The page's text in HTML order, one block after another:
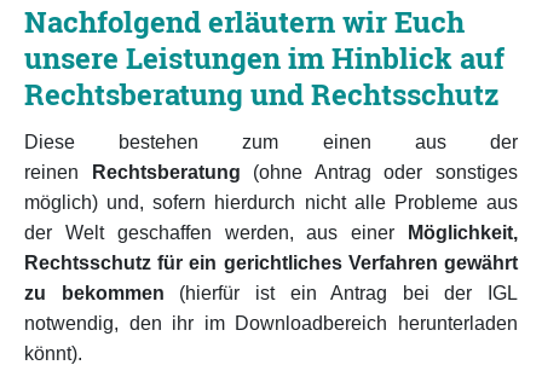
Nachfolgend erläutern wir Euch
unsere Leistungen im Hinblick auf
Rechtsberatung und Rechtsschutz
Diese bestehen zum einen aus der
reinen
Rechtsberatung (ohne Antrag oder sonstiges
möglich) und, sofern hierdurch nicht alle Probleme aus
der Welt geschaffen werden, aus einer
Möglichkeit,
Rechtsschutz für ein gerichtliches Verfahren gewährt
zu bekommen (hierfür ist ein Antrag bei der IGL
notwendig, den ihr im Downloadbereich herunterladen
könnt).